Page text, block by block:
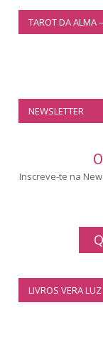
TAROT DA ALMA
NEWSLETTER
Inscreve-te na
LIVROS VERA LUZ